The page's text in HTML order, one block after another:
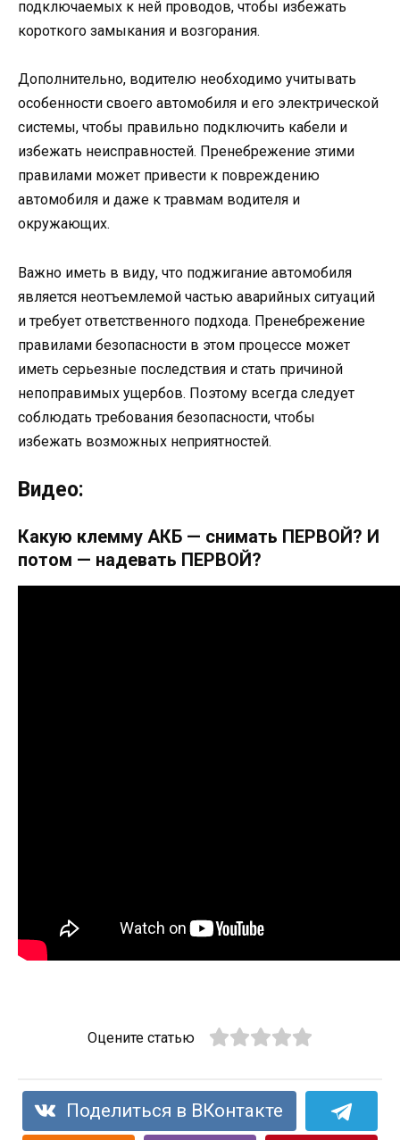
подключаемых к ней проводов, чтобы избежать
короткого замыкания и возгорания.
Дополнительно, водителю необходимо учитывать
особенности своего автомобиля и его электрической
системы, чтобы правильно подключить кабели и
избежать неисправностей. Пренебрежение этими
правилами может привести к повреждению
автомобиля и даже к травмам водителя и
окружающих.
Важно иметь в виду, что поджигание автомобиля
является неотъемлемой частью аварийных ситуаций
и требует ответственного подхода. Пренебрежение
правилами безопасности в этом процессе может
иметь серьезные последствия и стать причиной
непоправимых ущербов. Поэтому всегда следует
соблюдать требования безопасности, чтобы
избежать возможных неприятностей.
Видео:
Какую клемму АКБ — снимать ПЕРВОЙ? И
потом — надевать ПЕРВОЙ?
Оцените статью
Поделиться в ВКонтакте